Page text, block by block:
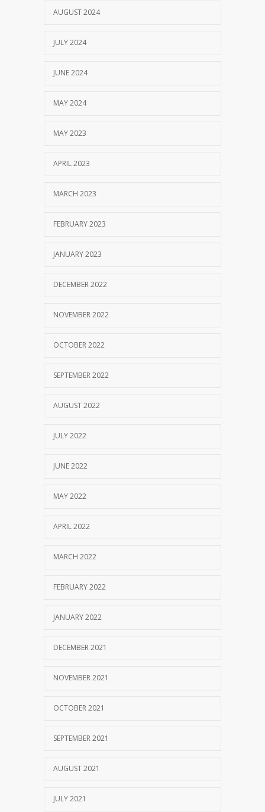
AUGUST 2024
JULY 2024
JUNE 2024
MAY 2024
MAY 2023
APRIL 2023
MARCH 2023
FEBRUARY 2023
JANUARY 2023
DECEMBER 2022
NOVEMBER 2022
OCTOBER 2022
SEPTEMBER 2022
AUGUST 2022
JULY 2022
JUNE 2022
MAY 2022
APRIL 2022
MARCH 2022
FEBRUARY 2022
JANUARY 2022
DECEMBER 2021
NOVEMBER 2021
OCTOBER 2021
SEPTEMBER 2021
AUGUST 2021
JULY 2021